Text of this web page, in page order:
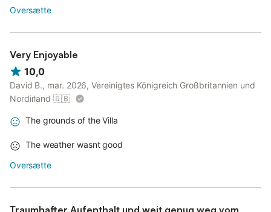
Oversætte
Very Enjoyable
10,0
David B., mar. 2026, Vereinigtes Königreich Großbritannien und
Nordirland 🇬🇧
The grounds of the Villa
The weather wasnt good
Oversætte
Traumhafter Aufenthalt und weit genug weg vom